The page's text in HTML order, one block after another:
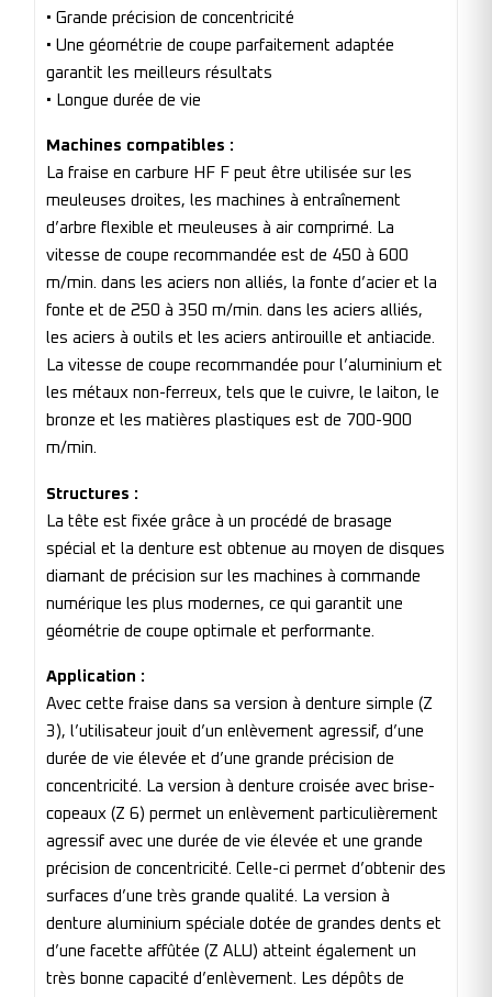
• Grande précision de concentricité
• Une géométrie de coupe parfaitement adaptée
garantit les meilleurs résultats
• Longue durée de vie
Machines compatibles :
La fraise en carbure HF F peut être utilisée sur les
meuleuses droites, les machines à entraînement
d’arbre flexible et meuleuses à air comprimé. La
vitesse de coupe recommandée est de 450 à 600
m/min. dans les aciers non alliés, la fonte d’acier et la
fonte et de 250 à 350 m/min. dans les aciers alliés,
les aciers à outils et les aciers antirouille et antiacide.
La vitesse de coupe recommandée pour l’aluminium et
les métaux non-ferreux, tels que le cuivre, le laiton, le
bronze et les matières plastiques est de 700-900
m/min.
Structures :
La tête est fixée grâce à un procédé de brasage
spécial et la denture est obtenue au moyen de disques
diamant de précision sur les machines à commande
numérique les plus modernes, ce qui garantit une
géométrie de coupe optimale et performante.
Application :
Avec cette fraise dans sa version à denture simple (Z
3), l’utilisateur jouit d’un enlèvement agressif, d’une
durée de vie élevée et d’une grande précision de
concentricité. La version à denture croisée avec brise-
copeaux (Z 6) permet un enlèvement particulièrement
agressif avec une durée de vie élevée et une grande
précision de concentricité. Celle-ci permet d’obtenir des
surfaces d’une très grande qualité. La version à
denture aluminium spéciale dotée de grandes dents et
d’une facette affûtée (Z ALU) atteint également un
très bonne capacité d’enlèvement. Les dépôts de